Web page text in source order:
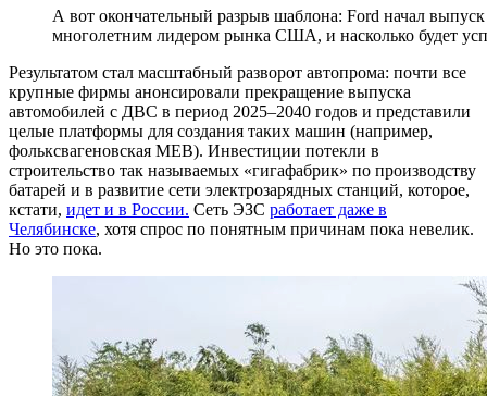
А вот окончательный разрыв шаблона: Ford начал
многолетним лидером рынка США, и насколько будет
Результатом стал масштабный разворот автопрома: почти все
крупные фирмы анонсировали прекращение выпуска
автомобилей с ДВС в период 2025–2040 годов и представили
целые платформы для создания таких машин (например,
фольксвагеновская MEB). Инвестиции потекли в
строительство так называемых «гигафабрик» по производству
батарей и в развитие сети электрозарядных станций, которое,
кстати, идет и в России. Сеть ЭЗС работает даже в
Челябинске, хотя спрос по понятным причинам пока невелик.
Но это пока.